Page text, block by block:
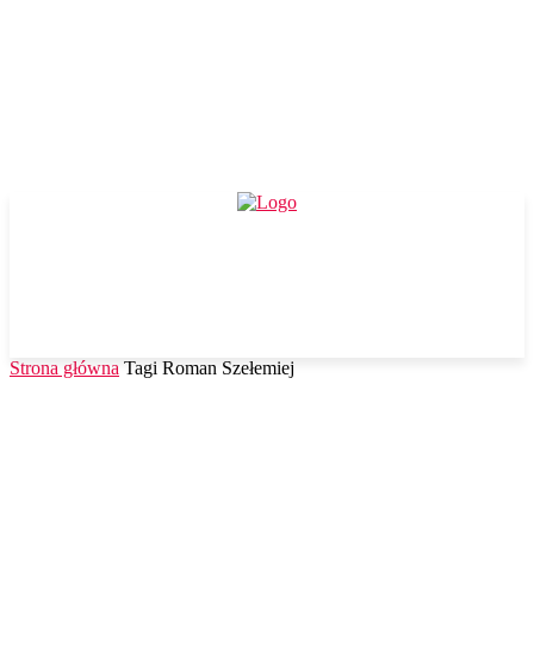
Strona główna Tagi Roman Szełemiej